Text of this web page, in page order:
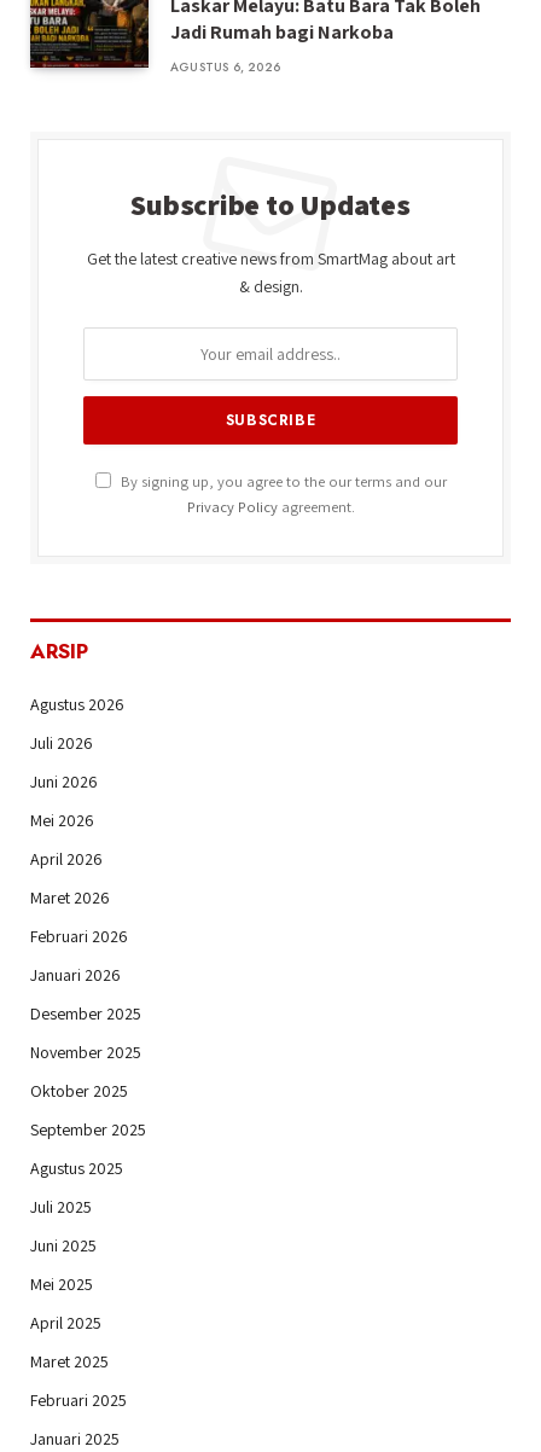
Laskar Melayu: Batu Bara Tak Boleh
Jadi Rumah bagi Narkoba
AGUSTUS 6, 2026
Subscribe to Updates
Get the latest creative news from SmartMag about art
& design.
By signing up, you agree to the our terms and our
Privacy Policyagreement.
ARSIP
Agustus 2026
Juli 2026
Juni 2026
Mei 2026
April 2026
Maret 2026
Februari 2026
Januari 2026
Desember 2025
November 2025
Oktober 2025
September 2025
Agustus 2025
Juli 2025
Juni 2025
Mei 2025
April 2025
Maret 2025
Februari 2025
Januari 2025